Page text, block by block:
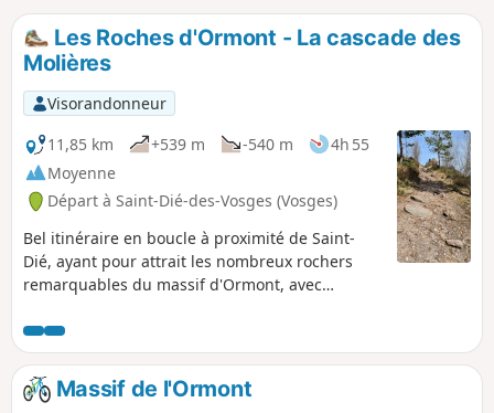
m
p
i
Les Roches d'Ormont - La cascade des
Molières
Visorandonneur
11,85 km
+539 m -540 m
4h 55
Moyenne
Départ à Saint-Dié-des-Vosges (Vosges)
Bel itinéraire en boucle à proximité de Saint-
Dié, ayant pour attrait les nombreux rochers
remarquables du massif d'Ormont, avec
Saint-Dié. On découvre également une partie
du "Sentier du Capitaine Bonnefoy" avec
quelques vestiges de la 1ère guerre. Retour par
le site bucolique de la cascade des Molières.
Massif de l'Ormont